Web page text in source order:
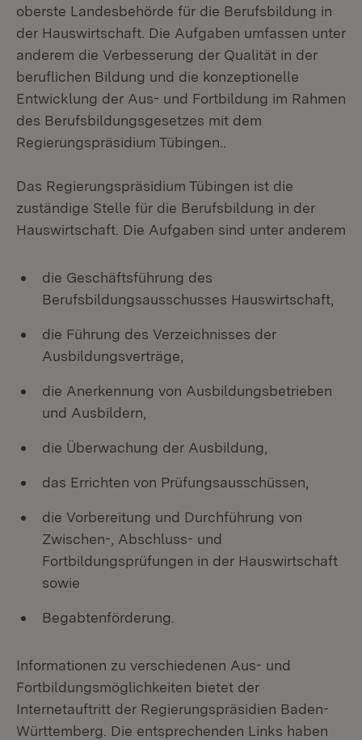
oberste Landesbehörde für die Berufsbildung in
der Hauswirtschaft. Die Aufgaben umfassen unter
anderem die Verbesserung der Qualität in der
beruflichen Bildung und die konzeptionelle
Entwicklung der Aus- und Fortbildung im Rahmen
des Berufsbildungsgesetzes mit dem
Regierungspräsidium Tübingen..
Das Regierungspräsidium Tübingen ist die
zuständige Stelle für die Berufsbildung in der
Hauswirtschaft. Die Aufgaben sind unter anderem
die Geschäftsführung des
Berufsbildungsausschusses Hauswirtschaft,
die Führung des Verzeichnisses der
Ausbildungsverträge,
die Anerkennung von Ausbildungsbetrieben
und Ausbildern,
die Überwachung der Ausbildung,
das Errichten von Prüfungsausschüssen,
die Vorbereitung und Durchführung von
Zwischen-, Abschluss- und
Fortbildungsprüfungen in der Hauswirtschaft
sowie
Begabtenförderung.
Informationen zu verschiedenen Aus- und
Fortbildungsmöglichkeiten bietet der
Internetauftritt der Regierungspräsidien Baden-
Württemberg. Die entsprechenden Links haben